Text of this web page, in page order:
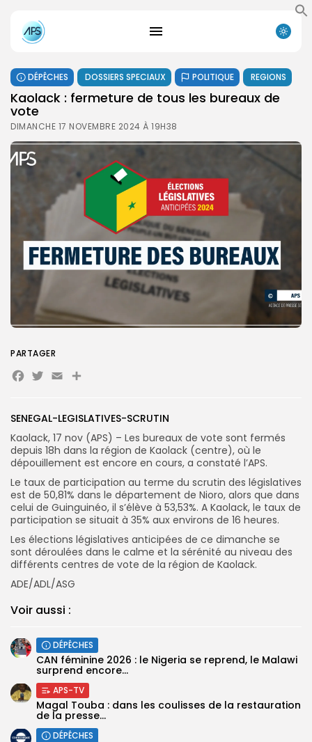
FR
DÉPÊCHES DOSSIERS SPECIAUX POLITIQUE REGIONS
Kaolack : fermeture de tous les bureaux de
vote
DIMANCHE 17 NOVEMBRE 2024 À 19H38
SENEGAL-LEGISLATIVES-SCRUTIN
Kaolack, 17 nov (APS) – Les bureaux de vote sont fermés
depuis 18h dans la région de Kaolack (centre), où le
dépouillement est encore en cours, a constaté l’APS.
Le taux de participation au terme du scrutin des législatives
est de 50,81% dans le département de Nioro, alors que dans
celui de Guinguinéo, il s’élève à 53,53%. A Kaolack, le taux de
participation se situait à 35% aux environs de 16 heures.
Les élections législatives anticipées de ce dimanche se
sont déroulées dans le calme et la sérénité au niveau des
différents centres de vote de la région de Kaolack.
ADE/ADL/ASG
Voir aussi :
DÉPÊCHES
‎CAN féminine 2026 : le Nigeria se reprend, le Malawi
surprend encore...
APS-TV
Magal Touba : dans les coulisses de la restauration
de la presse...
DÉPÊCHES
PARTAGER
Facebook
Twitter
EmailPartager